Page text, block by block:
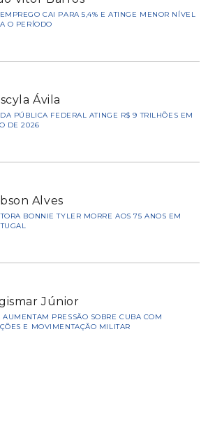
CAI PARA 5,4% E ATINGE MENOR NÍVEL
O PERÍODO
Ávila
PÚBLICA FEDERAL ATINGE R$ 9 TRILHÕES EM
DE 2026
Alves
BONNIE TYLER MORRE AOS 75 ANOS EM
Júnior
AUMENTAM PRESSÃO SOBRE CUBA COM
E MOVIMENTAÇÃO MILITAR